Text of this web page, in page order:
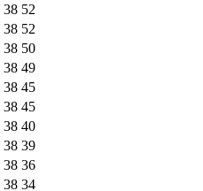
38 52
38 52
38 50
38 49
38 45
38 45
38 40
38 39
38 36
38 34